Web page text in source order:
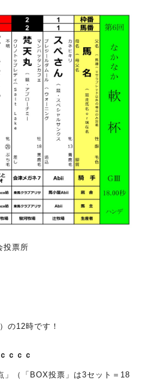
投票所
の12時です！
ｃｃｃ
」（「BOX投票」は3セット＝18